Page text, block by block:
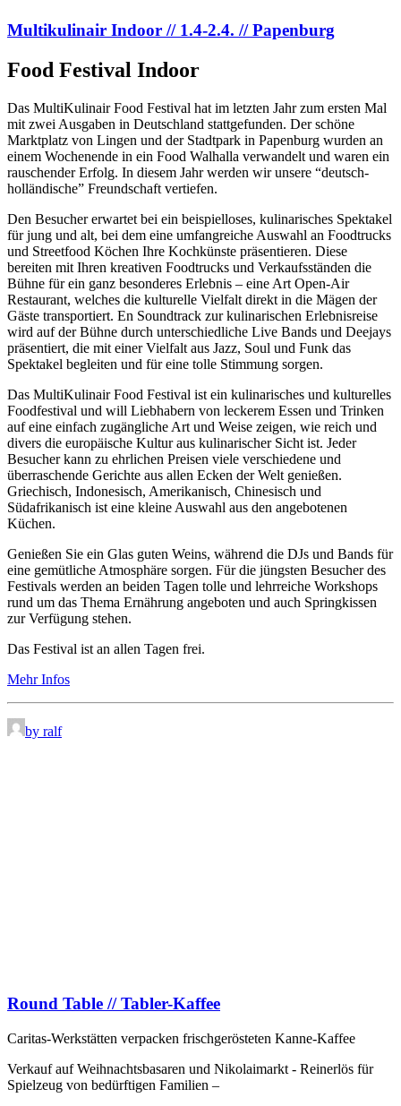
Multikulinair Indoor // 1.4-2.4. // Papenburg
Food Festival Indoor
Das MultiKulinair Food Festival hat im letzten Jahr zum ersten Mal
mit zwei Ausgaben in Deutschland stattgefunden. Der schöne
Marktplatz von Lingen und der Stadtpark in Papenburg wurden an
einem Wochenende in ein Food Walhalla verwandelt und waren ein
rauschender Erfolg. In diesem Jahr werden wir unsere “deutsch-
holländische” Freundschaft vertiefen.
Den Besucher erwartet bei ein beispielloses, kulinarisches Spektakel
für jung und alt, bei dem eine umfangreiche Auswahl an Foodtrucks
und Streetfood Köchen Ihre Kochkünste präsentieren. Diese
bereiten mit Ihren kreativen Foodtrucks und Verkaufsständen die
Bühne für ein ganz besonderes Erlebnis – eine Art Open-Air
Restaurant, welches die kulturelle Vielfalt direkt in die Mägen der
Gäste transportiert. En Soundtrack zur kulinarischen Erlebnisreise
wird auf der Bühne durch unterschiedliche Live Bands und Deejays
präsentiert, die mit einer Vielfalt aus Jazz, Soul und Funk das
Spektakel begleiten und für eine tolle Stimmung sorgen.
Das MultiKulinair Food Festival ist ein kulinarisches und kulturelles
Foodfestival und will Liebhabern von leckerem Essen und Trinken
auf eine einfach zugängliche Art und Weise zeigen, wie reich und
divers die europäische Kultur aus kulinarischer Sicht ist. Jeder
Besucher kann zu ehrlichen Preisen viele verschiedene und
überraschende Gerichte aus allen Ecken der Welt genießen.
Griechisch, Indonesisch, Amerikanisch, Chinesisch und
Südafrikanisch ist eine kleine Auswahl aus den angebotenen
Küchen.
Genießen Sie ein Glas guten Weins, während die DJs und Bands für
eine gemütliche Atmosphäre sorgen. Für die jüngsten Besucher des
Festivals werden an beiden Tagen tolle und lehrreiche Workshops
rund um das Thema Ernährung angeboten und auch Springkissen
zur Verfügung stehen.
Das Festival ist an allen Tagen frei.
Mehr Infos
by ralf
Round Table // Tabler-Kaffee
Caritas-Werkstätten verpacken frischgerösteten Kanne-Kaffee
Verkauf auf Weihnachtsbasaren und Nikolaimarkt - Reinerlös für
Spielzeug von bedürftigen Familien –